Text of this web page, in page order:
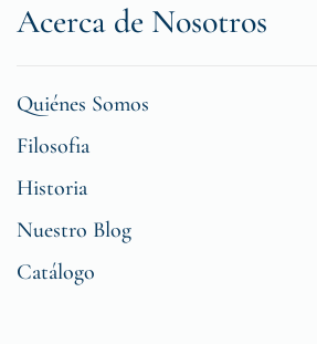
Acerca de Nosotros
Quiénes Somos
Filosofia
Historia
Nuestro Blog
Catálogo